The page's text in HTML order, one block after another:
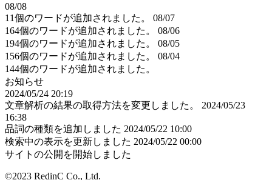
08/08
11個のワードが追加されました。
08/07
164個のワードが追加されました。
08/06
194個のワードが追加されました。
08/05
156個のワードが追加されました。
08/04
144個のワードが追加されました。
お知らせ
2024/05/24 20:19
文章解析の結果の取得方法を変更しました。
2024/05/23
16:38
品詞の種類を追加しました 2024/05/22 10:00
検索中の表示を更新しました 2024/05/22 00:00
サイトの公開を開始しました
©2023 RedinC Co., Ltd.